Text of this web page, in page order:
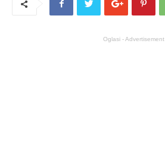
Oglasi - Advertisement